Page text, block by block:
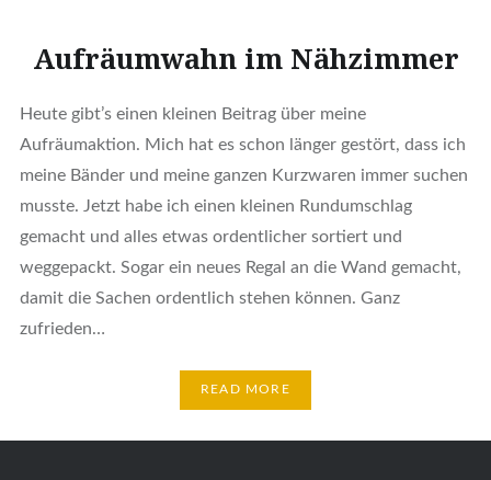
Aufräumwahn im Nähzimmer
Heute gibt’s einen kleinen Beitrag über meine
Aufräumaktion. Mich hat es schon länger gestört, dass ich
meine Bänder und meine ganzen Kurzwaren immer suchen
musste. Jetzt habe ich einen kleinen Rundumschlag
gemacht und alles etwas ordentlicher sortiert und
weggepackt. Sogar ein neues Regal an die Wand gemacht,
damit die Sachen ordentlich stehen können. Ganz
zufrieden…
READ MORE